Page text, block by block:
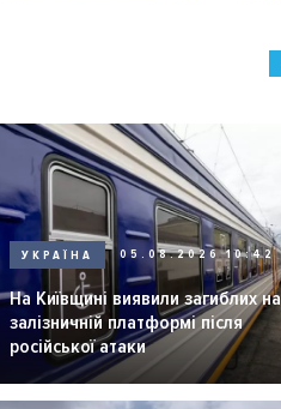
УКРАЇНА 05.08.2026 10:42
На Київщині виявили загиблих на
залізничній платформі після
російської атаки